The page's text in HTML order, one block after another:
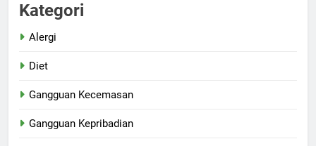
Kategori
Alergi
Diet
Gangguan Kecemasan
Gangguan Kepribadian